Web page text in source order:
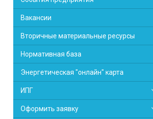
Вакансии
Вторичные материальные ресурсы
Нормативная база
Энергетическая "онлайн" карта
ИПГ
Оформить заявку